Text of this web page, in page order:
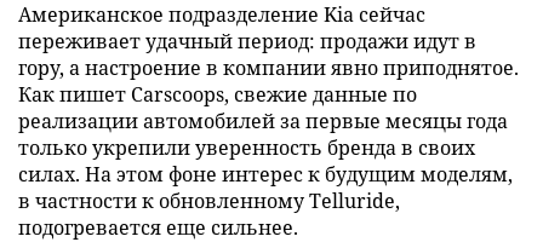
Американское подразделение Kia сейчас
переживает удачный период: продажи идут в
гору, а настроение в компании явно приподнятое.
Как пишет Carscoops, свежие данные по
реализации автомобилей за первые месяцы года
только укрепили уверенность бренда в своих
силах. На этом фоне интерес к будущим моделям,
в частности к обновленному Telluride,
подогревается еще сильнее.